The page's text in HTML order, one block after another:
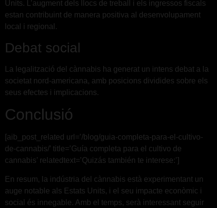
Units. L’augment dels llocs de treball i els ingressos fiscals
estan contribuint de manera positiva al desenvolupament
local i regional.
Debat social
La legalització del cànnabis ha generat un intens debat a la
societat nord-americana, amb posicions dividides sobre els
seus efectes i implicacions.
Conclusió
[aib_post_related url=’/blog/guia-completa-para-el-cultivo-
de-cannabis/’ title=’Guía completa para el cultivo de
cannabis’ relatedtext=’Quizás también te interese:’]
En resum, la indústria del cànnabis està experimentant un
auge notable als Estats Units, i el seu impacte econòmic i
social és innegable. Amb el temps, serà interessant seguir